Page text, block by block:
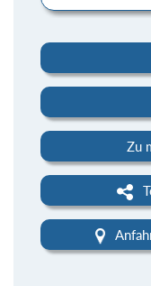
Zu